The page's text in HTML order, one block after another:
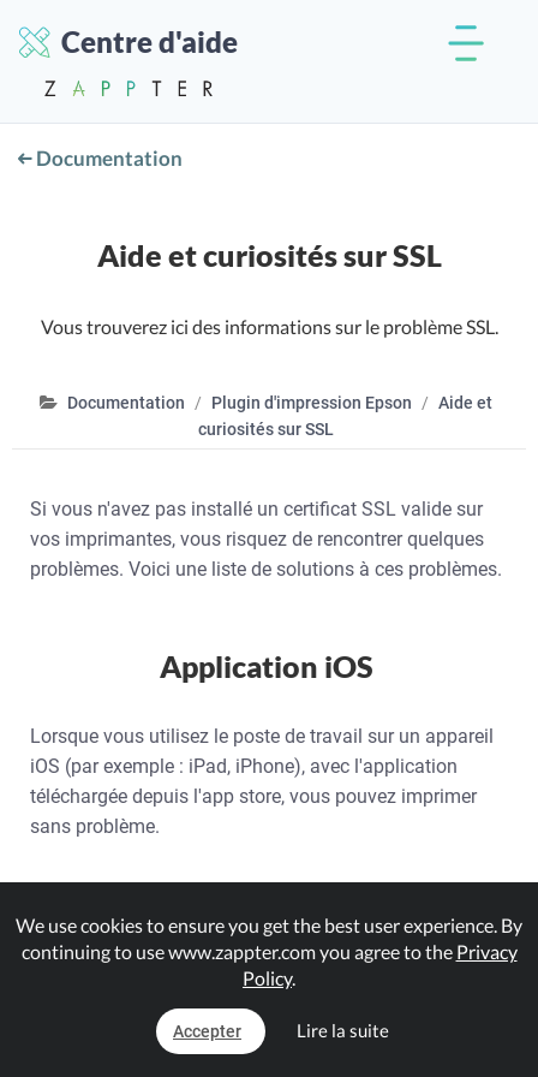
Centre d'aide
Documentation
Aide et curiosités sur SSL
Vous trouverez ici des informations sur le problème SSL.
Documentation Plugin d'impression Epson
Aide et
curiosités sur SSL
Si vous n'avez pas installé un certificat SSL valide sur
vos imprimantes, vous risquez de rencontrer quelques
problèmes. Voici une liste de solutions à ces problèmes.
Application iOS
Lorsque vous utilisez le poste de travail sur un appareil
iOS (par exemple : iPad, iPhone), avec l'application
téléchargée depuis l'app store, vous pouvez imprimer
sans problème.
iOS Web-App
Lorsque vous exécutez la station de travail sur un
appareil iOS (par exemple : iPad, iPhone), via votre lien
Web-App (par exemple sur Safari), vous devez
We use cookies to ensure you get the best user experience. By
continuing to use www.zappter.com you agree to the Privacy
Policy.
Accepter Lire la suite